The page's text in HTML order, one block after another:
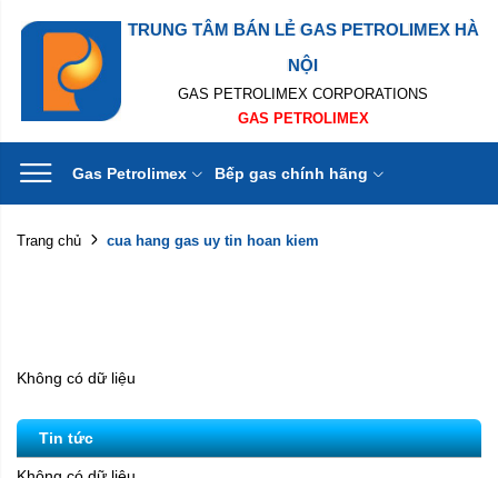
TRUNG TÂM BÁN LẺ GAS PETROLIMEX HÀ
NỘI
GAS PETROLIMEX CORPORATIONS
GAS PETROLIMEX
Gas Petrolimex Bếp gas chính hãng
Trang chủ cua hang gas uy tin hoan kiem
Không có dữ liệu
Tin tức